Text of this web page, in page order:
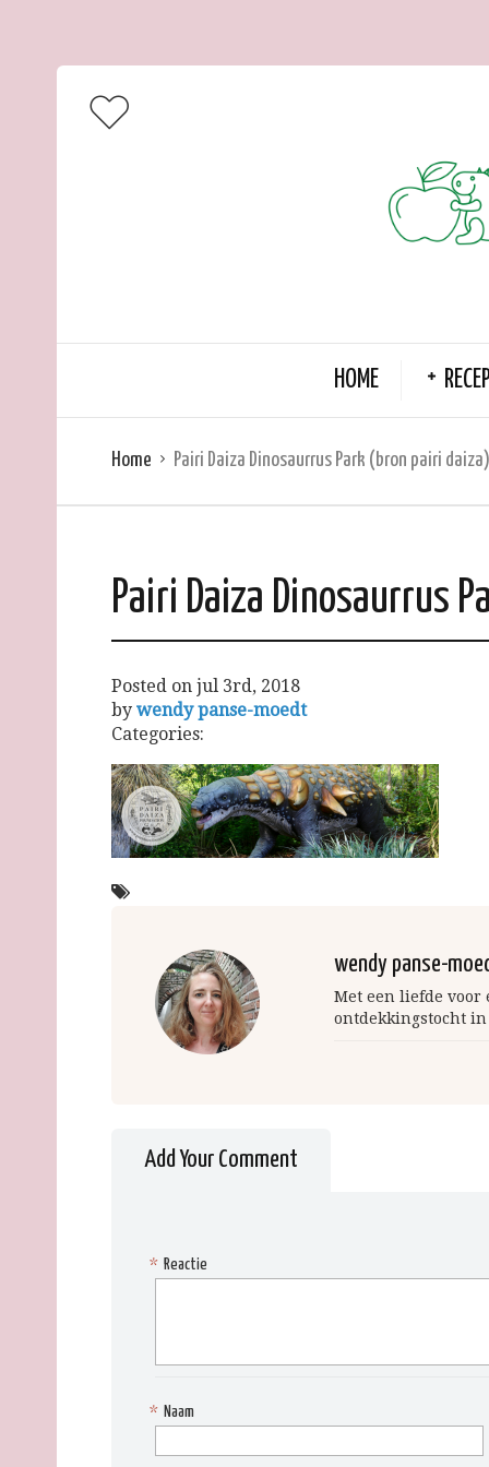
HOME
Home Pairi Daiza Dinosaurrus Park (bron pairi
Pairi Daiza Dinosaurrus
Posted on jul 3rd, 2018
by wendy panse-moedt
Categories:
wendy panse-
Met een liefde
ontdekkingstocht
Add Your Comment
Reactie
*
Naam
*